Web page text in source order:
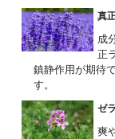
真
成
正
鎮静作用が期待
す。
ゼ
爽